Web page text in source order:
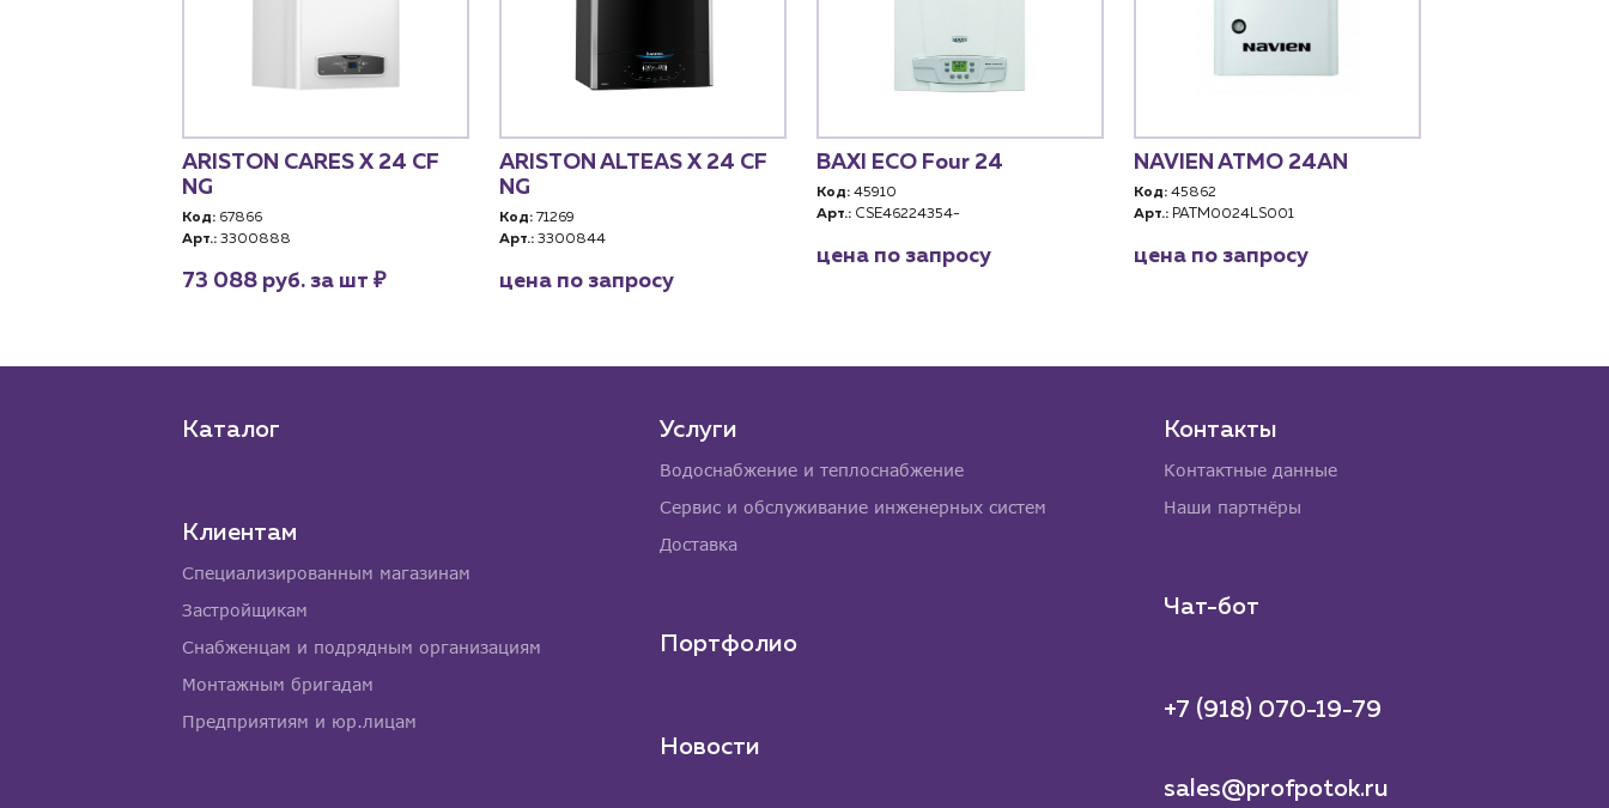
ARISTON CARES X 24 CF
NG
Код: 67866
Арт.: 3300888
73 088 руб. за шт ₽
ARISTON ALTEAS X 24 СF
NG
Код: 71269
Арт.: 3300844
цена по запросу
BAXI ECO Four 24
Код: 45910
Арт.: CSE46224354-
цена по запросу
NAVIEN ATMO 24AN
Код: 45862
Арт.: PATM0024LS001
цена по запросу
Каталог
Клиентам
Специализированным магазинам
Застройщикам
Снабженцам и подрядным организациям
Монтажным бригадам
Предприятиям и юр.лицам
Услуги
Водоснабжение и теплоснабжение
Сервис и обслуживание инженерных систем
Доставка
Портфолио
Новости
Контакты
Контактные данные
Наши партнёры
Чат-бот
+7 (918) 070-19-79
sales@profpotok.ru